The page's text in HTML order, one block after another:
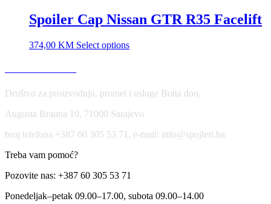
Spoiler Cap Nissan GTR R35 Facelift
374,00 KM Select options
Društvo za proizvodnju, promet i usluge Botta doo,
Augusta Brauna 10, 71000 Sarajevo
broj telefona +387 60 305 53 71, e-mail: info@spojleri.ba
Treba vam pomoć?
Pozovite nas: +387 60 305 53 71
Ponedeljak–petak 09.00–17.00, subota 09.00–14.00